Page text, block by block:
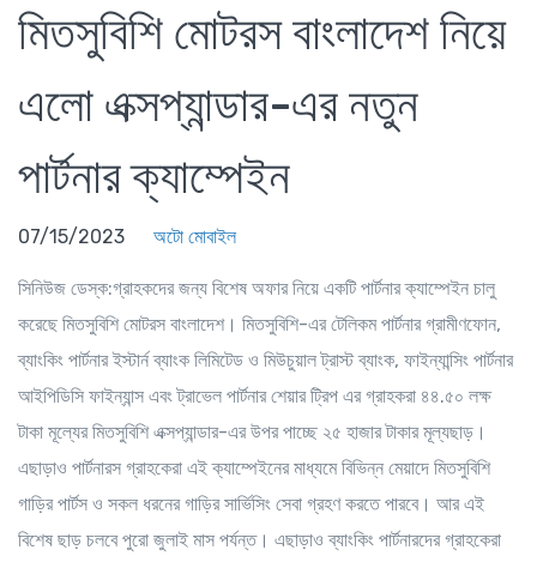
মিতসুবিশি মোটরস বাংলাদেশ নিয়ে
এলো এক্সপ্যান্ডার-এর নতুন
পার্টনার ক্যাম্পেইন
07/15/2023 অটো মোবাইল
সিনিউজ ডেস্ক:গ্রাহকদের জন্য বিশেষ অফার নিয়ে একটি পার্টনার ক্যাম্পেইন চালু
করেছে মিতসুবিশি মোটরস বাংলাদেশ। মিতসুবিশি-এর টেলিকম পার্টনার গ্রামীণফোন,
ব্যাংকিং পার্টনার ইস্টার্ন ব্যাংক লিমিটেড ও মিউচুয়াল ট্রাস্ট ব্যাংক, ফাইন্যান্সিং পার্টনার
আইপিডিসি ফাইন্যান্স এবং ট্রাভেল পার্টনার শেয়ার ট্রিপ এর গ্রাহকরা ৪৪.৫০ লক্ষ
টাকা মূল্যের মিতসুবিশি এক্সপ্যান্ডার-এর উপর পাচ্ছে ২৫ হাজার টাকার মূল্যছাড়।
এছাড়াও পার্টনারস গ্রাহকেরা এই ক্যাম্পেইনের মাধ্যমে বিভিন্ন মেয়াদে মিতসুবিশি
গাড়ির পার্টস ও সকল ধরনের গাড়ির সার্ভিসিং সেবা গ্রহণ করতে পারবে। আর এই
বিশেষ ছাড় চলবে পুরো জুলাই মাস পর্যন্ত। এছাড়াও ব্যাংকিং পার্টনারদের গ্রাহকেরা